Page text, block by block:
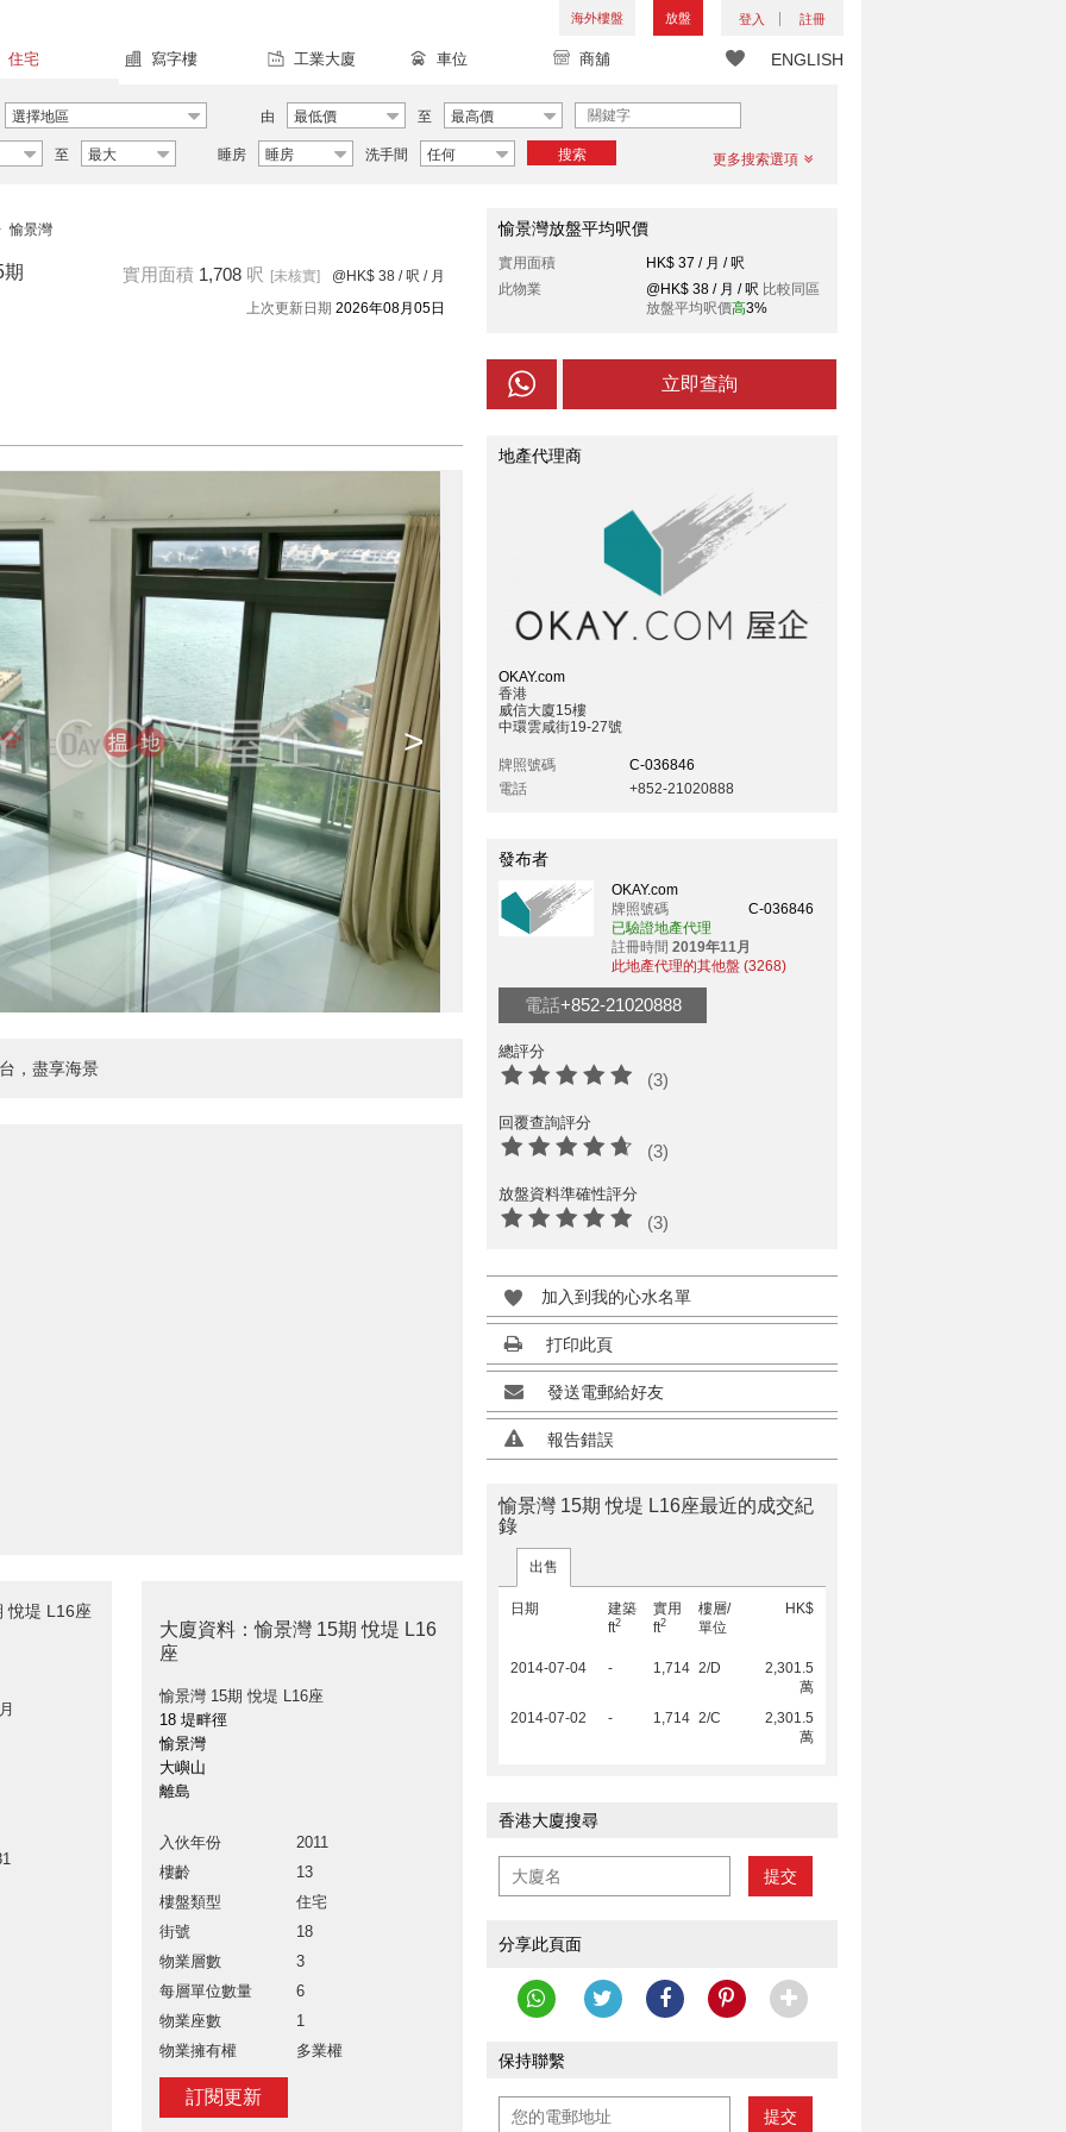
海外樓盤 放盤 登入 註冊
ENGLISH
住宅 寫字樓 工業大廈 車位 商舖
選擇地區 由 最低價 至 最高價
至 最大 睡房 睡房 洗手間 任何 搜索 更多搜索選項
愉景灣
實用面積 1,708 呎 [未核實] @HK$ 38 / 呎 / 月
上次更新日期 2026年08月05日
>
，盡享海景
悅堤 L16座
大廈資料：愉景灣 15期 悅堤 L16
座
愉景灣 15期 悅堤 L16座
18 堤畔徑
愉景灣
大嶼山
離島
入伙年份
2011
樓齡
13
樓盤類型
住宅
街號
18
物業層數
3
每層單位數量
6
物業座數
1
物業擁有權
多業權
訂閱更新
愉景灣放盤平均呎價
實用面積
HK$ 37 / 月 / 呎
此物業
@HK$ 38 / 月 / 呎 比較同區
放盤平均呎價高3%
立即查詢
地產代理商
OKAY.com
香港
威信大廈15樓
中環雲咸街19-27號
牌照號碼
C-036846
電話
+852-21020888
發布者
OKAY.com
牌照號碼
C-036846
已驗證地產代理
註冊時間 2019年11月
此地產代理的其他盤 (3268)
電話+852-21020888
總評分
(3)
回覆查詢評分
(3)
放盤資料準確性評分
(3)
加入到我的心水名單
打印此頁
發送電郵給好友
報告錯誤
愉景灣 15期 悅堤 L16座最近的成交紀
錄
出售
日期
建築
ft2
實用
ft2
樓層/
單位
HK$
2014-07-04 - 1,714 2/D
2,301.5
萬
2014-07-02
- 1,714 2/C
2,301.5
萬
香港大廈搜尋
提交
分享此頁面
保持聯繫
提交